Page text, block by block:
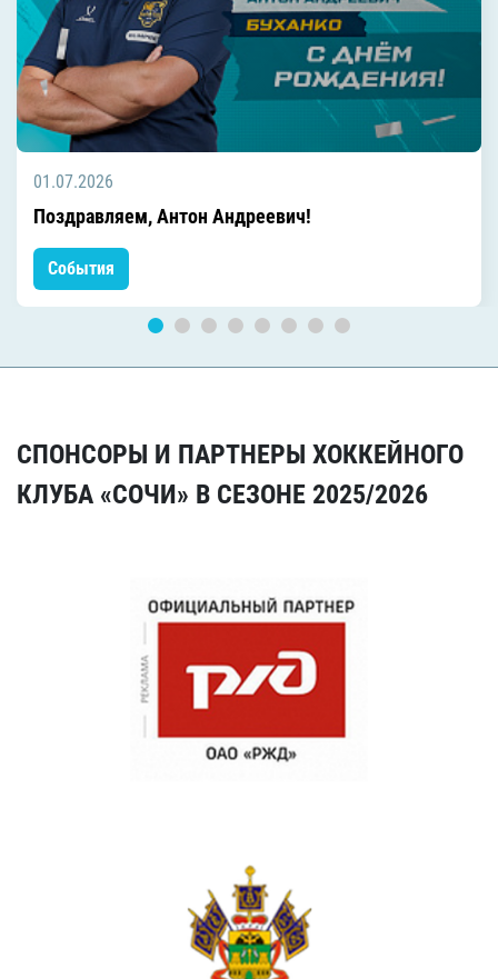
01.07.2026
Поздравляем, Антон Андреевич!
События
СПОНСОРЫ И ПАРТНЕРЫ ХОККЕЙНОГО
КЛУБА «СОЧИ» В СЕЗОНЕ 2025/2026